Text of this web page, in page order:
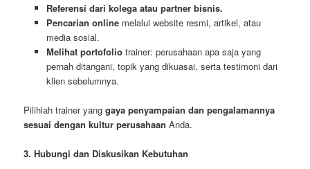
Referensi dari kolega atau partner bisnis.
Pencarian onlinemelalui website resmi, artikel, atau
media sosial.
Melihat portofoliotrainer: perusahaan apa saja yang
pernah ditangani, topik yang dikuasai, serta testimoni dari
klien sebelumnya.
Pilihlah trainer yanggaya penyampaian dan pengalamannya
sesuai dengan kultur perusahaan Anda.
3. Hubungi dan Diskusikan Kebutuhan